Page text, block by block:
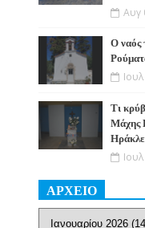
Αυγ
Ο ναός
Τι
Μάχης
ΑΡΧΕΙΟ